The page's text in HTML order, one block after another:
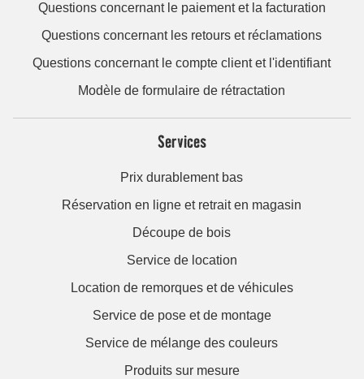
Questions concernant le paiement et la facturation
Questions concernant les retours et réclamations
Questions concernant le compte client et l'identifiant
Modèle de formulaire de rétractation
Services
Prix durablement bas
Réservation en ligne et retrait en magasin
Découpe de bois
Service de location
Location de remorques et de véhicules
Service de pose et de montage
Service de mélange des couleurs
Produits sur mesure